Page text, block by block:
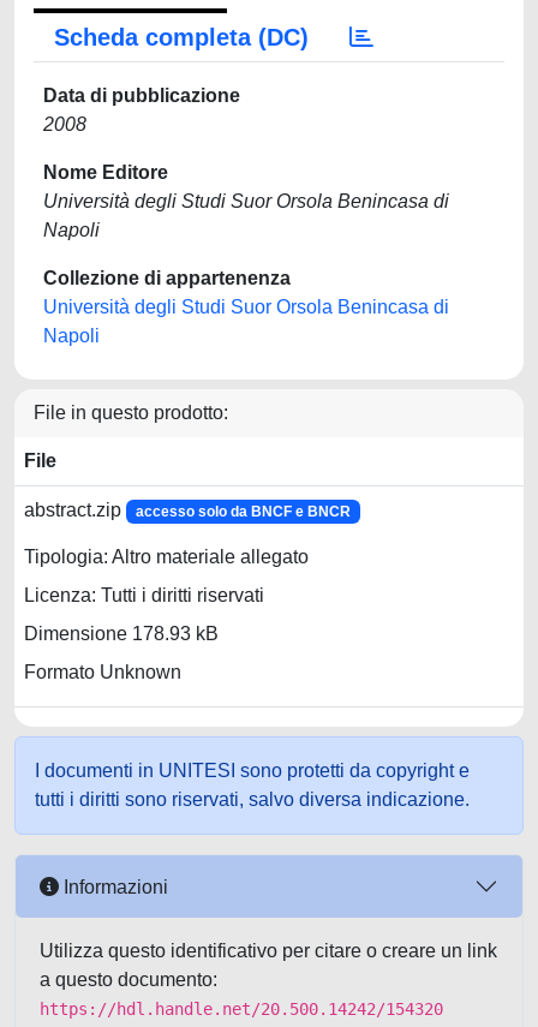
Scheda completa (DC)
Data di pubblicazione
2008
Nome Editore
Università degli Studi Suor Orsola Benincasa di
Napoli
Collezione di appartenenza
Università degli Studi Suor Orsola Benincasa di
Napoli
File in questo prodotto:
File
abstract.zip accesso solo da BNCF e BNCR
Tipologia: Altro materiale allegato
Licenza: Tutti i diritti riservati
Dimensione 178.93 kB
Formato Unknown
I documenti in UNITESI sono protetti da copyright e
tutti i diritti sono riservati, salvo diversa indicazione.
Informazioni
Utilizza questo identificativo per citare o creare un link
a questo documento:
https://hdl.handle.net/20.500.14242/154320